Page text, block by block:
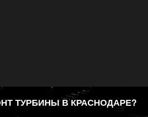
ТУРБИНЫ В КРАСНОДАРЕ?